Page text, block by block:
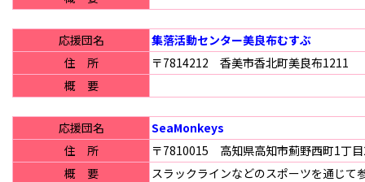
応援団名
集落活動センター美良布むすぶ
住 所
〒7814212 香美市香北町美良布1211
概 要
応援団名
SeaMonkeys
住 所
〒7810015 高知県高知市薊野西町1丁
概 要
スラックラインなどのスポーツを通じ